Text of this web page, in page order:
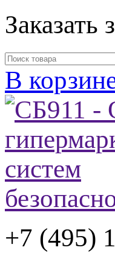
Заказать
В
+7 (495)